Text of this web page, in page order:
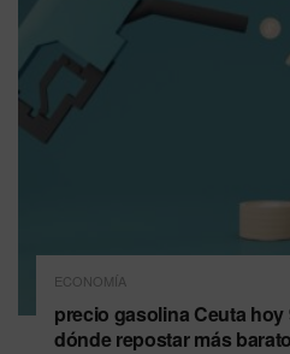
ECONOMÍA
precio gasolina Ceuta hoy
dónde repostar más barato